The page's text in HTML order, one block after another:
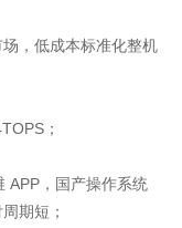
，低成本标准化整机
；
APP，国产操作系统
期短；